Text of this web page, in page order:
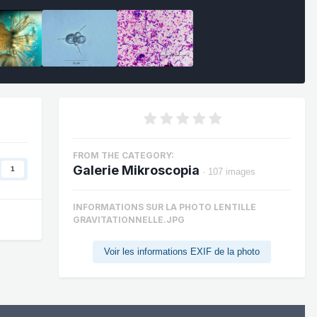
1
FROM THE CATEGORY:
Galerie Mikroscopia · 107 images
INFORMATIONS SUR LA PHOTO LENTILLE
GRAVITATIONNELLE.JPG
Voir les informations EXIF de la photo